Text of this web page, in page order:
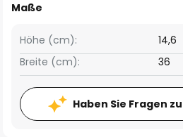
Maße
Breite (cm): 36
Höhe (cm): 14,6
Haben Sie Fragen